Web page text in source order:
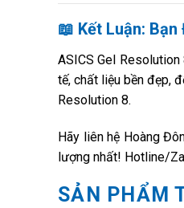
📖 Kết Luận:
ASICS Gel
tế, chất liệu bền đẹp,
Resolution 8.
Hãy liên hệ Hoàng
lượng nhất! Hotline/
SẢN PHẨM